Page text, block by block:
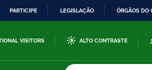
PARTICIPE LEGISLAÇÃO ÓRGÃOS DO
VISITORS ALTO CONTRASTE